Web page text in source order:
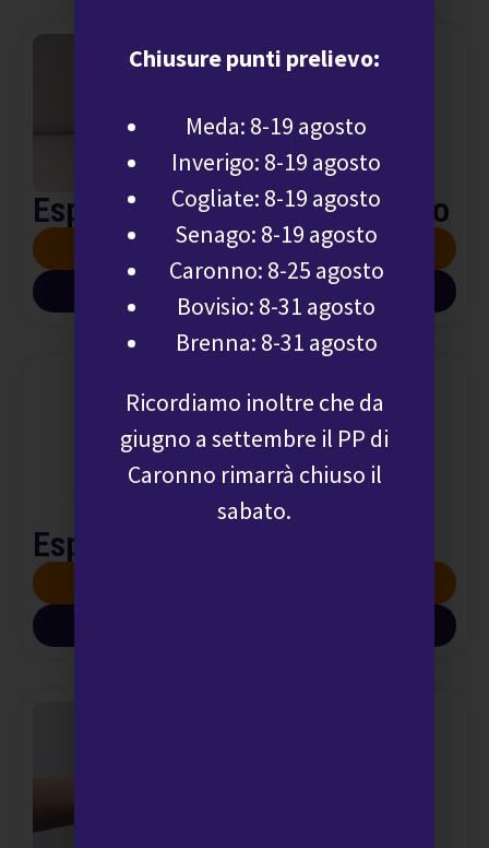
Espettorato: esame citologico
SCOPRI DI PIÙ
Espettorato: esame colturale
Chiusure punti prelievo:
Meda: 8-19 agosto
Inverigo: 8-19 agosto
Cogliate: 8-19 agosto
Senago: 8-19 agosto
Caronno: 8-25 agosto
Bovisio: 8-31 agosto
Brenna: 8-31 agosto
Ricordiamo inoltre che da
giugno a settembre il PP di
Caronno rimarrà chiuso il
sabato.